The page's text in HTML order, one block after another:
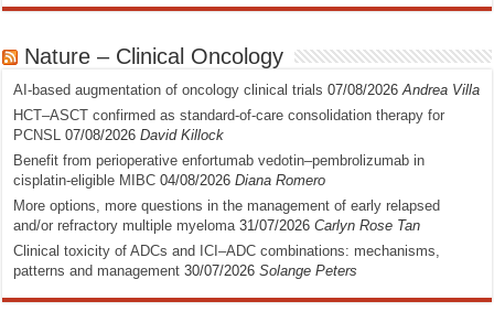
Nature – Clinical Oncology
AI-based augmentation of oncology clinical trials 07/08/2026 Andrea Villa
HCT–ASCT confirmed as standard-of-care consolidation therapy for
PCNSL 07/08/2026 David Killock
Benefit from perioperative enfortumab vedotin–pembrolizumab in
cisplatin-eligible MIBC 04/08/2026 Diana Romero
More options, more questions in the management of early relapsed
and/or refractory multiple myeloma 31/07/2026 Carlyn Rose Tan
Clinical toxicity of ADCs and ICI–ADC combinations: mechanisms,
patterns and management 30/07/2026 Solange Peters